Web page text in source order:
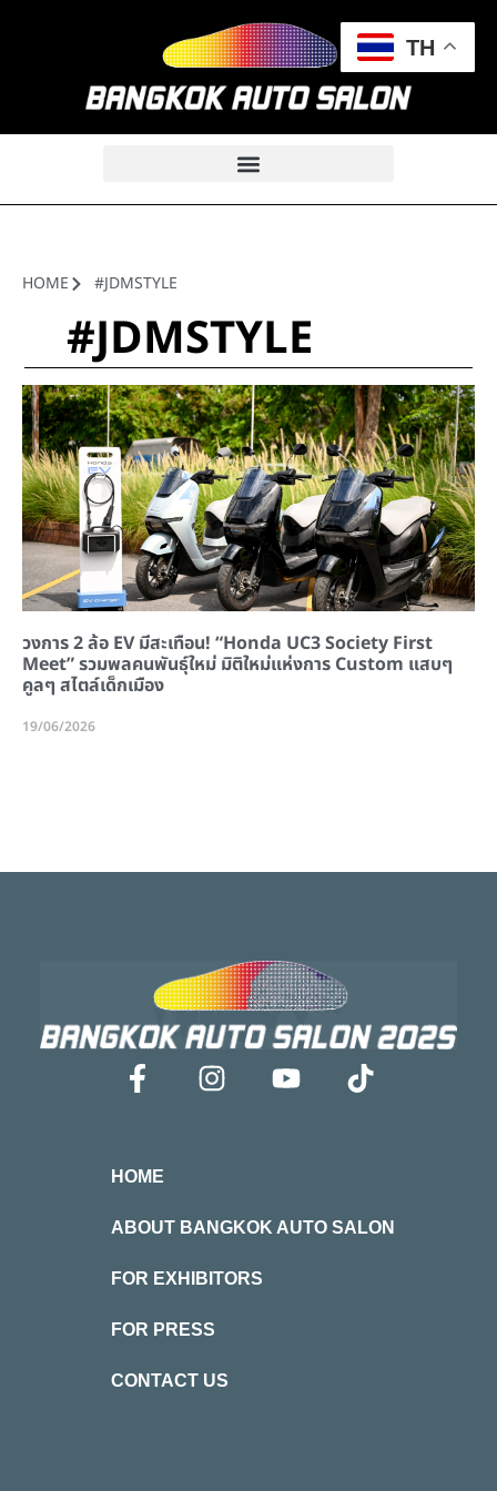
HOME #JDMSTYLE
#JDMSTYLE
วงการ 2 ล้อ EV มีสะเทือน! “Honda UC3 Society First
Meet” รวมพลคนพันธุ์ใหม่ มิติใหม่แห่งการ Custom แสบๆ
คูลๆ สไตล์เด็กเมือง
19/06/2026
HOME
ABOUT BANGKOK AUTO SALON
FOR EXHIBITORS
FOR PRESS
CONTACT US
TH